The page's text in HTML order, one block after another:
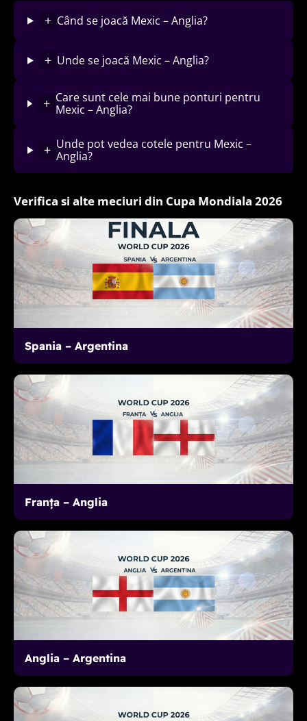
+ Când se joacă Mexic – Anglia?
+ Unde se joacă Mexic – Anglia?
+ Care sunt cele mai bune ponturi pentru
Mexic – Anglia?
+ Unde pot vedea cotele pentru Mexic –
Anglia?
Verifica si alte meciuri din Cupa Mondiala 2026
Spania – Argentina
Franța – Anglia
Anglia – Argentina